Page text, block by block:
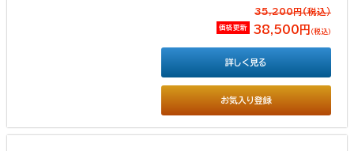
35,200円(税込）
価格更新 38,500円 （税込）
お気入り登録
詳しく見る